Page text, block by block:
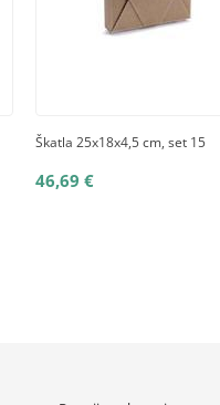
Škatla 25x18x4,5 cm, set 15
46,69 €